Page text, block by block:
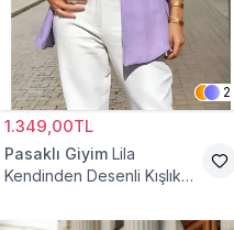
2
1.349,00TL
Pasaklı Giyim Lila
Kendinden Desenli Kışlık
Tesettür Ceket